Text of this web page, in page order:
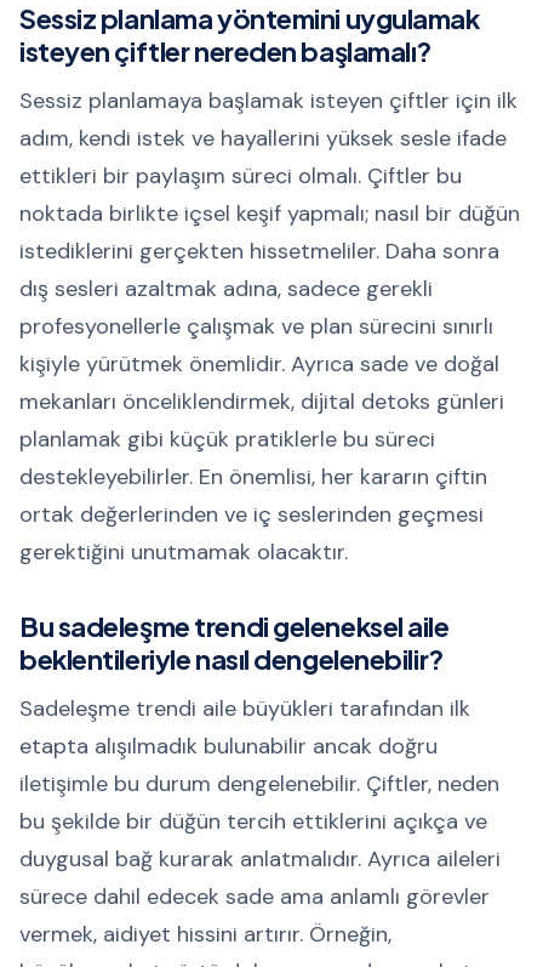
Sessiz planlama yöntemini uygulamak
isteyen çiftler nereden başlamalı?
Sessiz planlamaya başlamak isteyen çiftler için ilk
adım, kendi istek ve hayallerini yüksek sesle ifade
ettikleri bir paylaşım süreci olmalı. Çiftler bu
noktada birlikte içsel keşif yapmalı; nasıl bir düğün
istediklerini gerçekten hissetmeliler. Daha sonra
dış sesleri azaltmak adına, sadece gerekli
profesyonellerle çalışmak ve plan sürecini sınırlı
kişiyle yürütmek önemlidir. Ayrıca sade ve doğal
mekanları önceliklendirmek, dijital detoks günleri
planlamak gibi küçük pratiklerle bu süreci
destekleyebilirler. En önemlisi, her kararın çiftin
ortak değerlerinden ve iç seslerinden geçmesi
gerektiğini unutmamak olacaktır.
Bu sadeleşme trendi geleneksel aile
beklentileriyle nasıl dengelenebilir?
Sadeleşme trendi aile büyükleri tarafından ilk
etapta alışılmadık bulunabilir ancak doğru
iletişimle bu durum dengelenebilir. Çiftler, neden
bu şekilde bir düğün tercih ettiklerini açıkça ve
duygusal bağ kurarak anlatmalıdır. Ayrıca aileleri
sürece dahil edecek sade ama anlamlı görevler
vermek, aidiyet hissini artırır. Örneğin,